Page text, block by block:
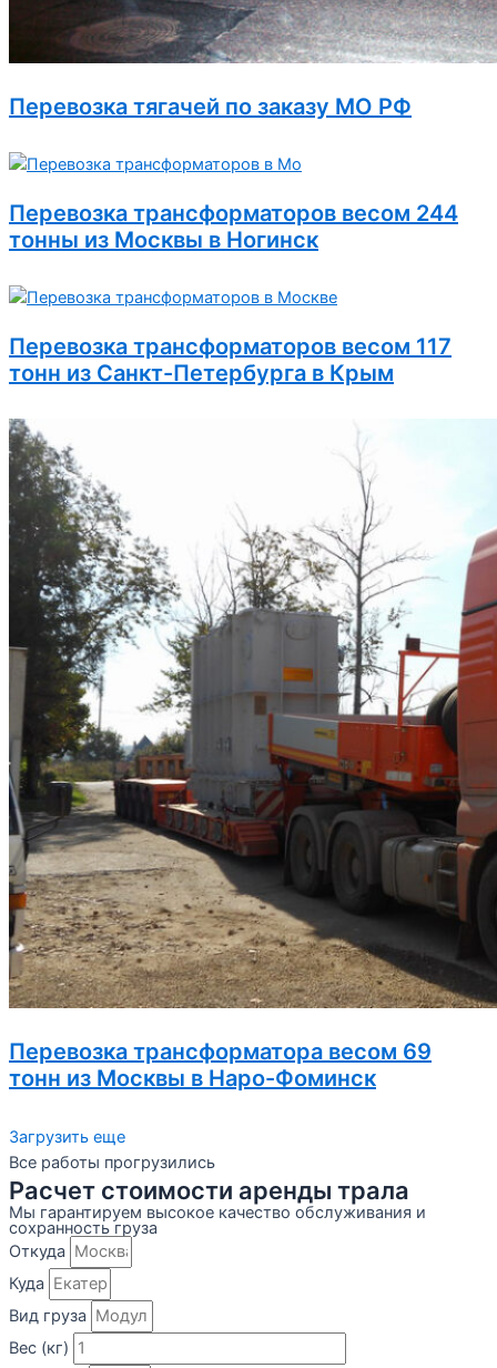
Перевозка тягачей по заказу МО РФ
Перевозка трансформаторов весом 244
тонны из Москвы в Ногинск
Перевозка трансформаторов весом 117
тонн из Санкт-Петербурга в Крым
Перевозка трансформатора весом 69
тонн из Москвы в Наро-Фоминск
Загрузить еще
Все работы прогрузились
Расчет стоимости аренды трала
Мы гарантируем высокое качество обслуживания и
сохранность груза
Откуда
Куда
Вид груза
Вес (кг)